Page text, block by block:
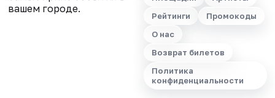
вашем городе.
Рейтинги
Промокоды
О нас
Возврат билетов
Политика
конфиденциальности